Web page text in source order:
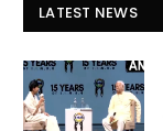
LATEST NEWS